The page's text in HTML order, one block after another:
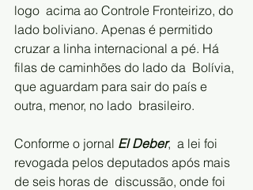
logo  acima ao Controle Fronteirizo, do
lado boliviano. Apenas é permitido
cruzar a linha internacional a pé. Há
filas de caminhões do lado da  Bolívia,
que aguardam para sair do país e
outra, menor, no lado  brasileiro.
Conforme o jornal El Deber,  a lei foi
revogada pelos deputados após mais
de seis horas de  discussão, onde foi